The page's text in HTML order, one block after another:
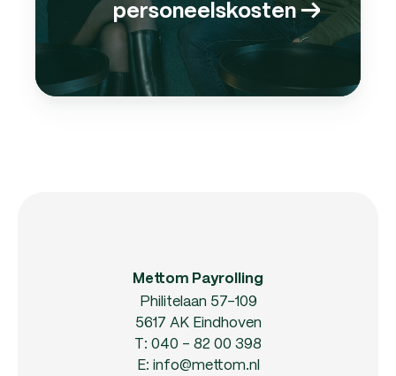
personeelskosten→
Mettom Payrolling
Philitelaan 57-109
5617 AK Eindhoven
T: 040 - 82 00 398
E: info@mettom.nl